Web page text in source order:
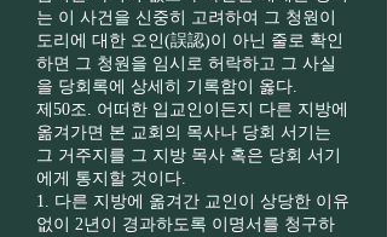
는 이 사건을 신중히 고려하여 그 청원이
도리에 대한 오인(誤認)이 아닌 줄로 확인
하면 그 청원을 임시로 허락하고 그 사실
을 당회록에 상세히 기록함이 옳다.
제50조. 어떠한 입교인이든지 다른 지방에
옮겨가면 본 교회의 목사나 당회 서기는
그 거주지를 그 지방 목사 혹은 당회 서기
에게 통지할 것이다.
1. 다른 지방에 옮겨간 교인이 상당한 이유
없이 2년이 경과하도록 이명서를 청구하